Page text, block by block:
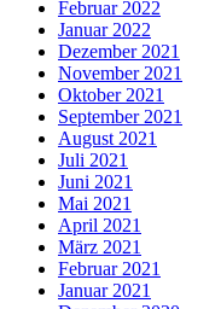
Februar 2022
Januar 2022
Dezember 2021
November 2021
Oktober 2021
September 2021
August 2021
Juli 2021
Juni 2021
Mai 2021
April 2021
März 2021
Februar 2021
Januar 2021